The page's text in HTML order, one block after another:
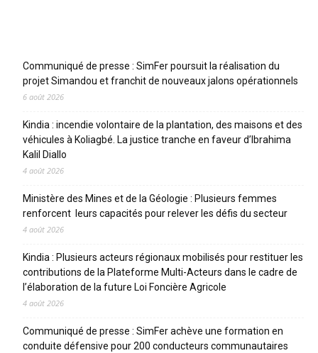
Communiqué de presse : SimFer poursuit la réalisation du
projet Simandou et franchit de nouveaux jalons opérationnels
6 août 2026
Kindia : incendie volontaire de la plantation, des maisons et des
véhicules à Koliagbé. La justice tranche en faveur d’Ibrahima
Kalil Diallo
4 août 2026
Ministère des Mines et de la Géologie : Plusieurs femmes
renforcent leurs capacités pour relever les défis du secteur
4 août 2026
Kindia : Plusieurs acteurs régionaux mobilisés pour restituer les
contributions de la Plateforme Multi-Acteurs dans le cadre de
l’élaboration de la future Loi Foncière Agricole
4 août 2026
Communiqué de presse : SimFer achève une formation en
conduite défensive pour 200 conducteurs communautaires